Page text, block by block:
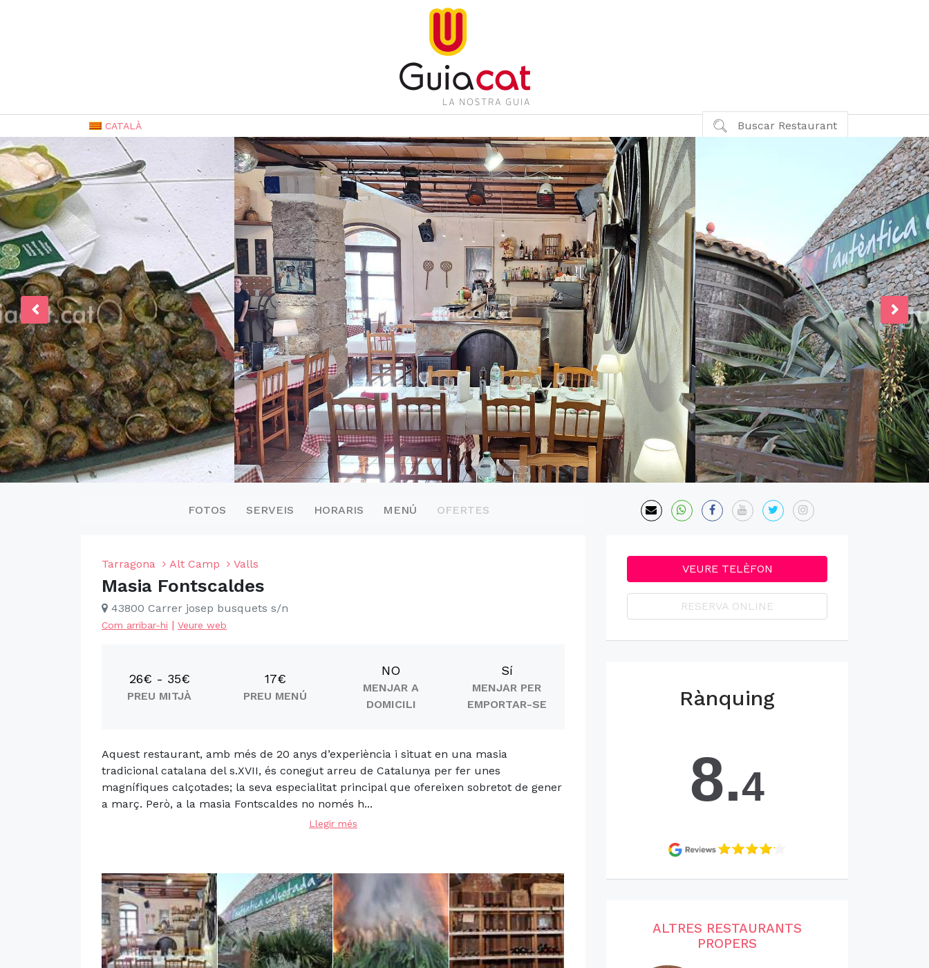
CATALÀ Buscar Restaurant
FOTOS SERVEIS HORARIS MENÚ OFERTES
Tarragona Alt Camp Valls
Masia Fontscaldes
43800 Carrer josep busquets s/n
Com arribar-hi | Veure web
26€ - 35€
PREU MITJÀ
17€
PREU MENÚ
NO
MENJAR A
DOMICILI
Sí
MENJAR PER
EMPORTAR-SE
Aquest restaurant, amb més de 20 anys d’experiència i situat en una masia
tradicional catalana del s.XVII, és conegut arreu de Catalunya per fer unes
magnífiques calçotades; la seva especialitat principal que ofereixen sobretot de gener
a març. Però, a la masia Fontscaldes no només h...
Llegir més
VEURE TELÈFON
RESERVA ONLINE
Rànquing
8.4
ALTRES RESTAURANTS
PROPERS